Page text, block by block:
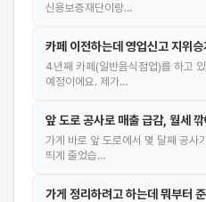
신용보증재단이랑…
카페 이전하는데 영업신고 지위
4년째 카페(일반음식점업)를 하고
예정이에요. 제가…
앞 도로 공사로 매출 급감, 월세
가게 바로 앞 도로에서 몇 달째 공사
띄게 줄었습…
가게 정리하려고 하는데 뭐부터